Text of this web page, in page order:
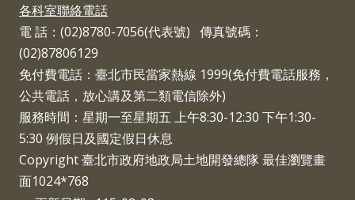
系
統
地
政
問
答
雙
語
詞
彙
各科室聯絡電話
電 話：(02)8780-7056(代表號) 傳真號碼：
(02)87806129
免付費電話：臺北市民當家熱線 1999(免付費電話服務，
公共電話，放心講及第二類電信除外)
服務時間：星期一至星期五 上午8:30-12:30 下午1:30-
5:30 例假日及國定假日休息
Copyright 臺北市政府地政局土地開發總隊 最佳瀏覽畫
面1024*768